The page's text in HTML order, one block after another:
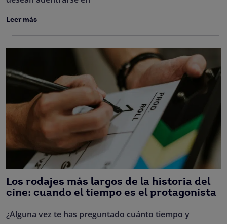
Leer más
Los rodajes más largos de la historia del
cine: cuando el tiempo es el protagonista
¿Alguna vez te has preguntado cuánto tiempo y